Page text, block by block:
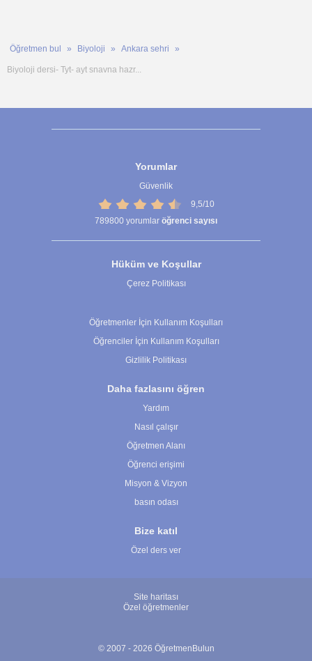
Öğretmen bul Biyoloji Ankara sehri
Biyoloji dersi- Tyt- ayt snavna hazr...
Yorumlar
Güvenlik
9,5/10
789800 yorumlar öğrenci sayısı
Hüküm ve Koşullar
Çerez Politikası
Öğretmenler İçin Kullanım Koşulları
Öğrenciler İçin Kullanım Koşulları
Gizlilik Politikası
Daha fazlasını öğren
Yardım
Nasıl çalışır
Öğretmen Alanı
Öğrenci erişimi
Misyon & Vizyon
basın odası
Bize katıl
Özel ders ver
Site haritası
Özel öğretmenler
© 2007 - 2026 ÖğretmenBulun